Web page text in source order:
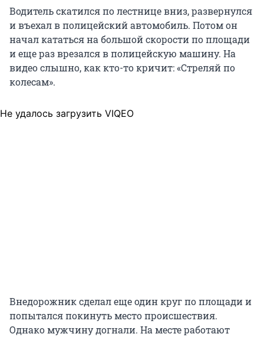
Водитель скатился по лестнице вниз, развернулся
и въехал в полицейский автомобиль. Потом он
начал кататься на большой скорости по площади
и еще раз врезался в полицейскую машину. На
видео слышно, как кто-то кричит: «Стреляй по
колесам».
Не удалось загрузить VIQEO
Внедорожник сделал еще один круг по площади и
попытался покинуть место происшествия.
Однако мужчину догнали. На месте работают